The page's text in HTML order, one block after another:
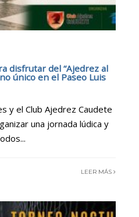
disfrutar del “Ajedrez al
único en el Paseo Luis
y el Club Ajedrez Caudete
una jornada lúdica y
...
LEER MÁS